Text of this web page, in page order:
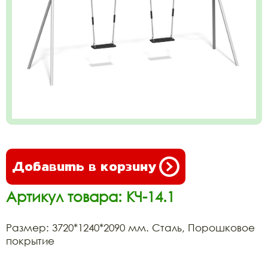
Добавить в корзину
Артикул товара: КЧ-14.1
Размер: 3720*1240*2090 мм. Сталь, Порошковое
покрытие